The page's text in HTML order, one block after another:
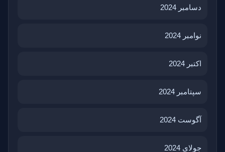
دسامبر 2024
نوامبر 2024
اکتبر 2024
سپتامبر 2024
آگوست 2024
جولای 2024